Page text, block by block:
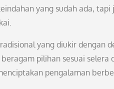
yang sudah ada,
yang diukir dengan
pilihan sesuai
pengalaman